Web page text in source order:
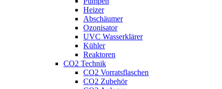
Heizer
Abschäumer
Ozonisator
UVC Wasserklärer
Kühler
Reaktoren
CO2 Technik
CO2 Vorratsflaschen
CO2 Zubehör